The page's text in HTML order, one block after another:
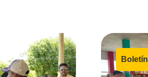
Boletín